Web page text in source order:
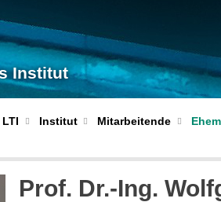
Institut
Institut Mitarbeitende
Prof. Dr.-Ing.